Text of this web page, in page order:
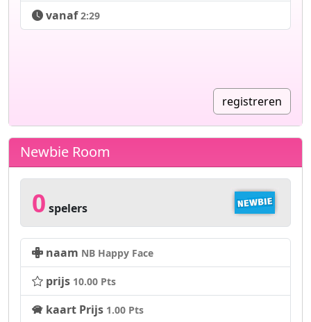
vanaf 2:29
registreren
Newbie Room
0 spelers
naam NB Happy Face
prijs 10.00 Pts
kaart Prijs 1.00 Pts